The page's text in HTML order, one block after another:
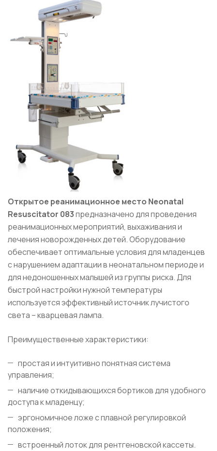
Открытое реанимационное место Neonatal
Resuscitator 083предназначено для проведения
реанимационных мероприятий, выхаживания и
лечения новорожденных детей. Оборудование
обеспечивает оптимальные условия для младенцев
с нарушением адаптации в неонатальном периоде и
для недоношенных малышей из группы риска. Для
быстрой настройки нужной температуры
используется эффективный источник лучистого
света – кварцевая лампа.
Преимущественные характеристики:
простая и интуитивно понятная система
управления;
наличие откидывающихся бортиков для удобного
доступа к младенцу;
эргономичное ложе с плавной регулировкой
положения;
встроенный лоток для рентгеновской кассеты.